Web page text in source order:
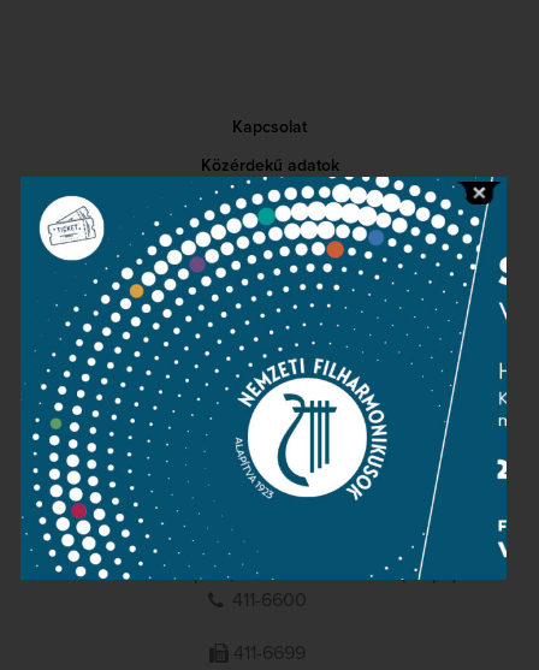
Kapcsolat
Közérdekű adatok
Sajtószoba
Adatvédelem
Impresszum
NEMZETI
FILHARMONIKUSOK
1095 Budapest, Komor Marcell u. 1. (Müpa)
411-6600
411-6699